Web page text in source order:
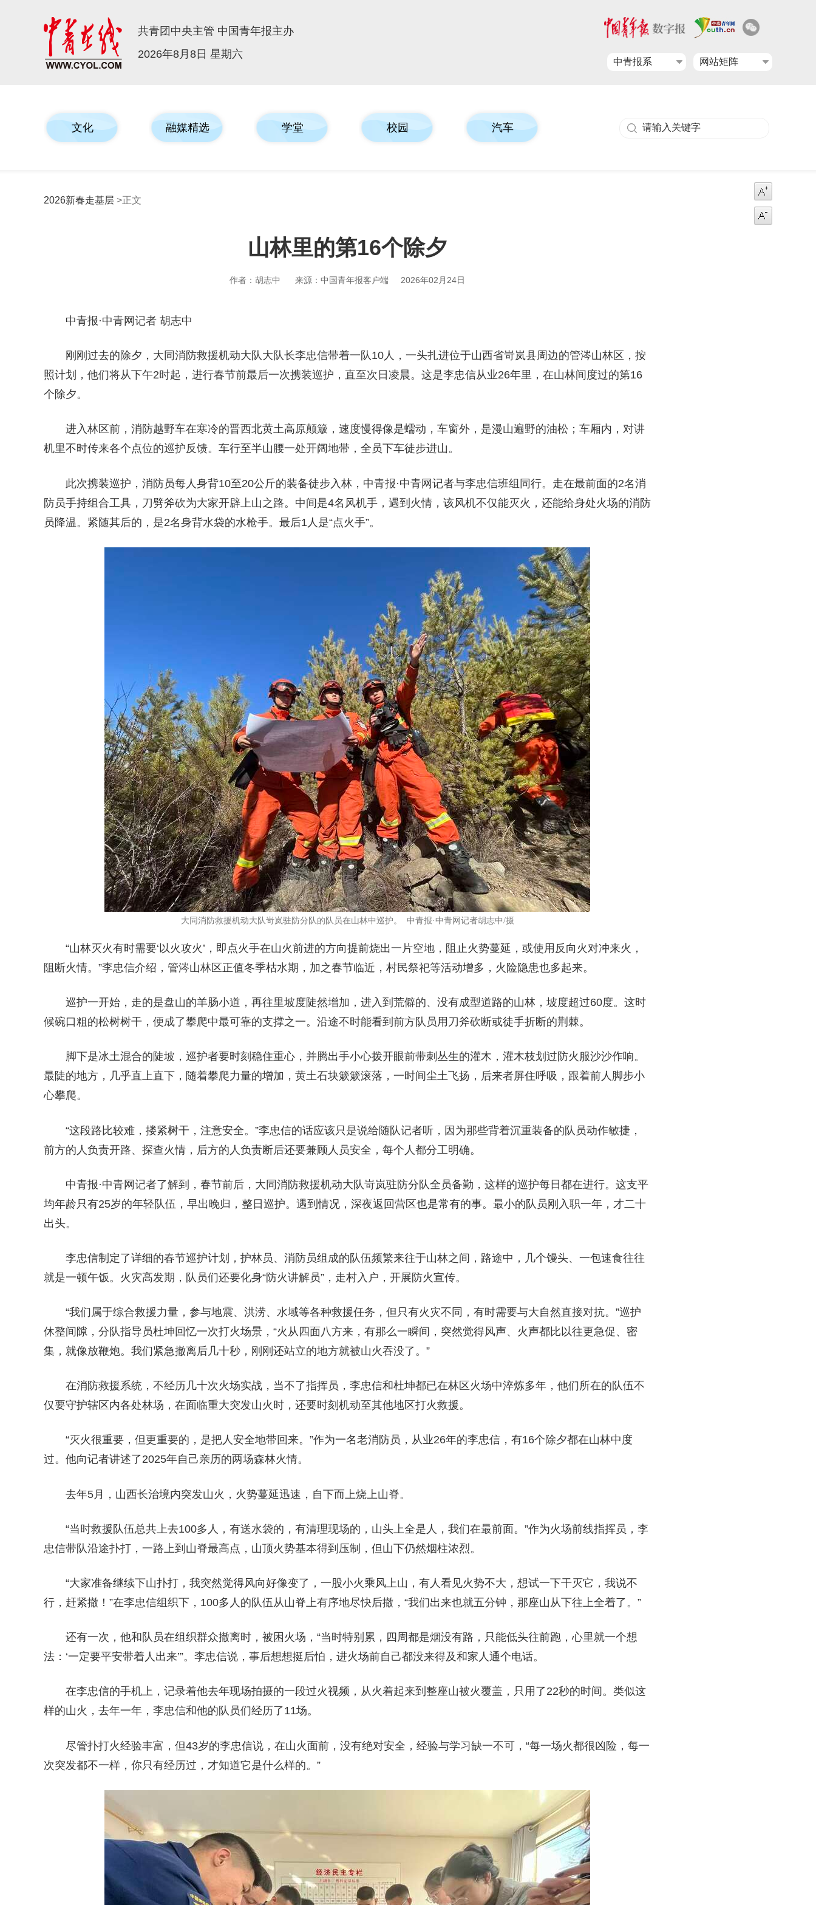
共青团中央主管 中国青年报主办
2026年8月8日 星期六
网站矩阵
中青报系
文化 融媒精选 学堂 校园 汽车
2026新春走基层 >正文
山林里的第16个除夕
作者：胡志中 来源：中国青年报客户端 2026年02月24日
中青报·中青网记者 胡志中
刚刚过去的除夕，大同消防救援机动大队大队长李忠信带着一队10人，一头扎进位于山西省岢岚县周边的管涔山林区，按
照计划，他们将从下午2时起，进行春节前最后一次携装巡护，直至次日凌晨。这是李忠信从业26年里，在山林间度过的第16
个除夕。
进入林区前，消防越野车在寒冷的晋西北黄土高原颠簸，速度慢得像是蠕动，车窗外，是漫山遍野的油松；车厢内，对讲
机里不时传来各个点位的巡护反馈。车行至半山腰一处开阔地带，全员下车徒步进山。
此次携装巡护，消防员每人身背10至20公斤的装备徒步入林，中青报·中青网记者与李忠信班组同行。走在最前面的2名消
防员手持组合工具，刀劈斧砍为大家开辟上山之路。中间是4名风机手，遇到火情，该风机不仅能灭火，还能给身处火场的消防
员降温。紧随其后的，是2名身背水袋的水枪手。最后1人是“点火手”。
大同消防救援机动大队岢岚驻防分队的队员在山林中巡护。 中青报·中青网记者胡志中/摄
“山林灭火有时需要‘以火攻火’，即点火手在山火前进的方向提前烧出一片空地，阻止火势蔓延，或使用反向火对冲来火，
阻断火情。”李忠信介绍，管涔山林区正值冬季枯水期，加之春节临近，村民祭祀等活动增多，火险隐患也多起来。
巡护一开始，走的是盘山的羊肠小道，再往里坡度陡然增加，进入到荒僻的、没有成型道路的山林，坡度超过60度。这时
候碗口粗的松树树干，便成了攀爬中最可靠的支撑之一。沿途不时能看到前方队员用刀斧砍断或徒手折断的荆棘。
脚下是冰土混合的陡坡，巡护者要时刻稳住重心，并腾出手小心拨开眼前带刺丛生的灌木，灌木枝划过防火服沙沙作响。
最陡的地方，几乎直上直下，随着攀爬力量的增加，黄土石块簌簌滚落，一时间尘土飞扬，后来者屏住呼吸，跟着前人脚步小
心攀爬。
“这段路比较难，搂紧树干，注意安全。”李忠信的话应该只是说给随队记者听，因为那些背着沉重装备的队员动作敏捷，
前方的人负责开路、探查火情，后方的人负责断后还要兼顾人员安全，每个人都分工明确。
中青报·中青网记者了解到，春节前后，大同消防救援机动大队岢岚驻防分队全员备勤，这样的巡护每日都在进行。这支平
均年龄只有25岁的年轻队伍，早出晚归，整日巡护。遇到情况，深夜返回营区也是常有的事。最小的队员刚入职一年，才二十
出头。
李忠信制定了详细的春节巡护计划，护林员、消防员组成的队伍频繁来往于山林之间，路途中，几个馒头、一包速食往往
就是一顿午饭。火灾高发期，队员们还要化身“防火讲解员”，走村入户，开展防火宣传。
“我们属于综合救援力量，参与地震、洪涝、水域等各种救援任务，但只有火灾不同，有时需要与大自然直接对抗。”巡护
休整间隙，分队指导员杜坤回忆一次打火场景，“火从四面八方来，有那么一瞬间，突然觉得风声、火声都比以往更急促、密
集，就像放鞭炮。我们紧急撤离后几十秒，刚刚还站立的地方就被山火吞没了。”
在消防救援系统，不经历几十次火场实战，当不了指挥员，李忠信和杜坤都已在林区火场中淬炼多年，他们所在的队伍不
仅要守护辖区内各处林场，在面临重大突发山火时，还要时刻机动至其他地区打火救援。
“灭火很重要，但更重要的，是把人安全地带回来。”作为一名老消防员，从业26年的李忠信，有16个除夕都在山林中度
过。他向记者讲述了2025年自己亲历的两场森林火情。
去年5月，山西长治境内突发山火，火势蔓延迅速，自下而上烧上山脊。
“当时救援队伍总共上去100多人，有送水袋的，有清理现场的，山头上全是人，我们在最前面。”作为火场前线指挥员，李
忠信带队沿途扑打，一路上到山脊最高点，山顶火势基本得到压制，但山下仍然烟柱浓烈。
“大家准备继续下山扑打，我突然觉得风向好像变了，一股小火乘风上山，有人看见火势不大，想试一下干灭它，我说不
行，赶紧撤！”在李忠信组织下，100多人的队伍从山脊上有序地尽快后撤，“我们出来也就五分钟，那座山从下往上全着了。”
还有一次，他和队员在组织群众撤离时，被困火场，“当时特别累，四周都是烟没有路，只能低头往前跑，心里就一个想
法：‘一定要平安带着人出来’”。李忠信说，事后想想挺后怕，进火场前自己都没来得及和家人通个电话。
在李忠信的手机上，记录着他去年现场拍摄的一段过火视频，从火着起来到整座山被火覆盖，只用了22秒的时间。类似这
样的山火，去年一年，李忠信和他的队员们经历了11场。
尽管扑打火经验丰富，但43岁的李忠信说，在山火面前，没有绝对安全，经验与学习缺一不可，“每一场火都很凶险，每一
次突发都不一样，你只有经历过，才知道它是什么样的。”